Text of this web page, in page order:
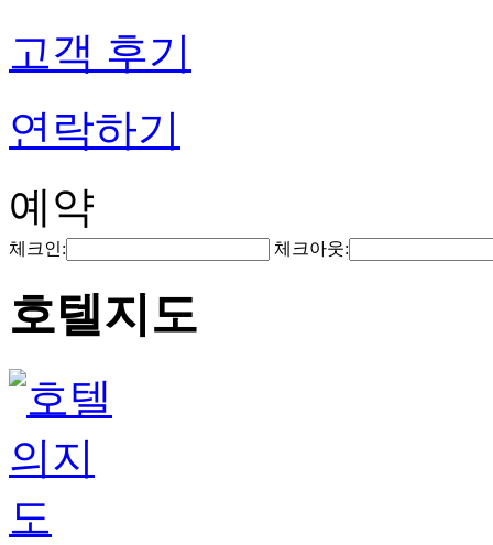
고객 후기
연락하기
예약
체크인: 체크아웃:
호텔지도